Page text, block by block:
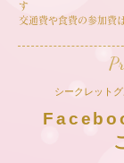
す
交通費や食費の参加費
シークレット